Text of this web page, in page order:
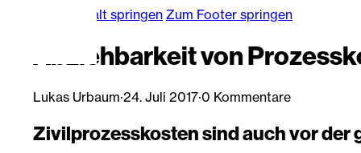
Zum Hauptinhalt springen Zum Footer springen
Abziehbarkeit von
Lukas Urbaum·24. Juli 2017·0 Kommentare
Zivilprozesskosten sind auch vor der